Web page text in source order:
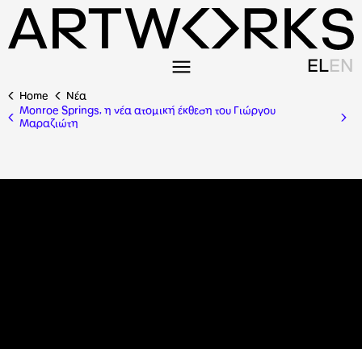
ELEN
Home
Nέα
Monroe Springs, η νέα ατομική έκθεση του Γιώργου
Μαραζιώτη